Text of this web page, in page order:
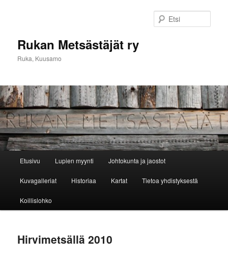
Rukan Metsästäjät ry
Ruka, Kuusamo
Etusivu Lupien myynti Johtokunta ja jaostot
Kuvagalleriat Historiaa Kartat Tietoa yhdistyksestä
Koillislohko
Hirvimetsällä 2010